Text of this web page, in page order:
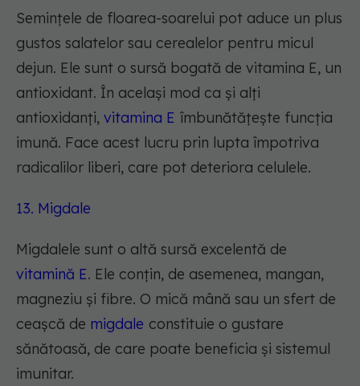
Semințele de floarea-soarelui pot aduce un plus
gustos salatelor sau cerealelor pentru micul
dejun. Ele sunt o sursă bogată de vitamina E, un
antioxidant. În același mod ca și alți
antioxidanți, vitamina E îmbunătățește funcția
imună. Face acest lucru prin lupta împotriva
radicalilor liberi, care pot deteriora celulele.
13. Migdale
Migdalele sunt o altă sursă excelentă de
vitamină E. Ele conțin, de asemenea, mangan,
magneziu și fibre. O mică mână sau un sfert de
ceașcă de migdale constituie o gustare
sănătoasă, de care poate beneficia și sistemul
imunitar.